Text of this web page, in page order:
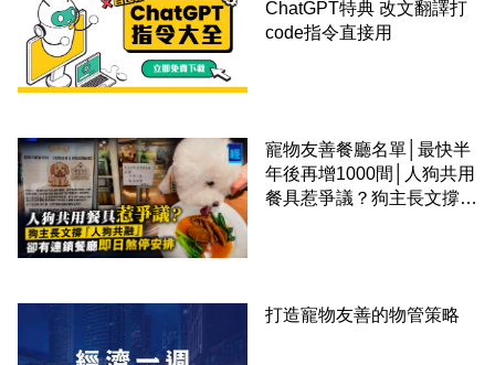
ChatGPT特典 改文翻譯打
code指令直接用
寵物友善餐廳名單│最快半
年後再增1000間│人狗共用
餐具惹爭議？狗主長文撐
打造寵物友善的物管策略